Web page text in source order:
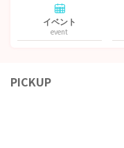
イベント
event
PICKUP